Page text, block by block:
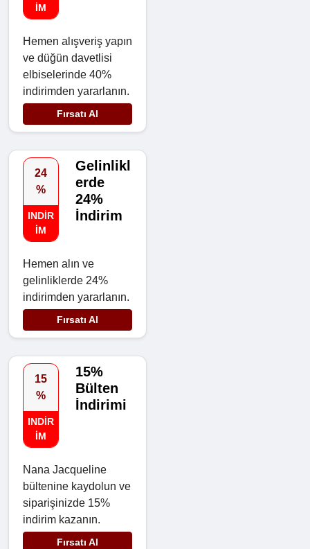
IM
Hemen alışveriş yapın
ve düğün davetlisi
elbiselerinde 40%
indirimden yararlanın.
Fırsatı Al
24
%
INDIR
IM
Gelinlikl
erde
24%
İndirim
Hemen alın ve
gelinliklerde 24%
indirimden yararlanın.
Fırsatı Al
15
%
INDIR
IM
15%
Bülten
İndirimi
Nana Jacqueline
bültenine kaydolun ve
siparişinizde 15%
indirim kazanın.
Fırsatı Al